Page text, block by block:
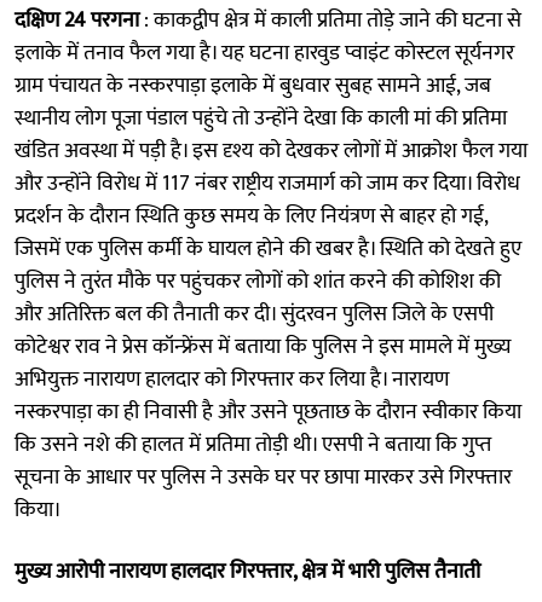
दक्षिण 24 परगना: काकद्वीप क्षेत्र में काली प्रतिमा तोड़े जाने की घटना से
इलाके में तनाव फैल गया है। यह घटना हारवुड प्वाइंट कोस्टल सूर्यनगर
ग्राम पंचायत के नस्करपाड़ा इलाके में बुधवार सुबह सामने आई, जब
स्थानीय लोग पूजा पंडाल पहुंचे तो उन्होंने देखा कि काली मां की प्रतिमा
खंडित अवस्था में पड़ी है। इस दृश्य को देखकर लोगों में आक्रोश फैल गया
और उन्होंने विरोध में 117 नंबर राष्ट्रीय राजमार्ग को जाम कर दिया। विरोध
प्रदर्शन के दौरान स्थिति कुछ समय के लिए नियंत्रण से बाहर हो गई,
जिसमें एक पुलिस कर्मी के घायल होने की खबर है। स्थिति को देखते हुए
पुलिस ने तुरंत मौके पर पहुंचकर लोगों को शांत करने की कोशिश की
और अतिरिक्त बल की तैनाती कर दी। सुंदरवन पुलिस जिले के एसपी
कोटेश्वर राव ने प्रेस कॉन्फ्रेंस में बताया कि पुलिस ने इस मामले में मुख्य
अभियुक्त नारायण हालदार को गिरफ्तार कर लिया है। नारायण
नस्करपाड़ा का ही निवासी है और उसने पूछताछ के दौरान स्वीकार किया
कि उसने नशे की हालत में प्रतिमा तोड़ी थी। एसपी ने बताया कि गुप्त
सूचना के आधार पर पुलिस ने उसके घर पर छापा मारकर उसे गिरफ्तार
किया।
मुख्य आरोपी नारायण हालदार गिरफ्तार, क्षेत्र में भारी पुलिस तैनाती